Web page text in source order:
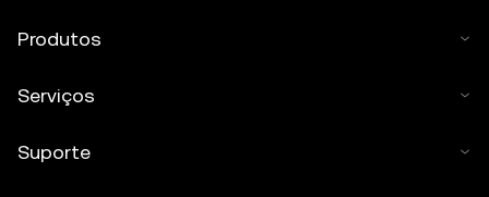
Produtos
Serviços
Suporte